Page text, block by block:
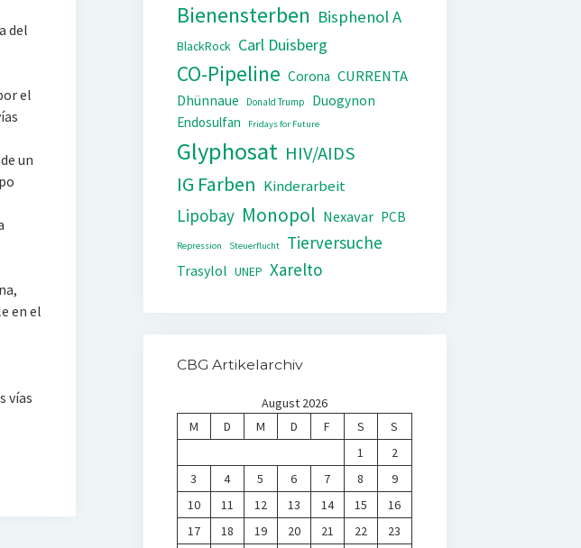
del
el
un
en el
vías
Bienensterben Bisphenol A
BlackRock Carl Duisberg
CO-Pipeline Corona CURRENTA
Dhünnaue Donald Trump
Duogynon
Endosulfan
Fridays for Future
Glyphosat HIV/AIDS
IG Farben Kinderarbeit
Lipobay Monopol Nexavar PCB
Repression Steuerflucht Tierversuche
Trasylol UNEP Xarelto
CBG Artikelarchiv
August 2026
M
D M D F S
S
1
2
3
4 5 6 7 8
9
10
11 12 13 14 15
16
17
18 19 20 21 22
23